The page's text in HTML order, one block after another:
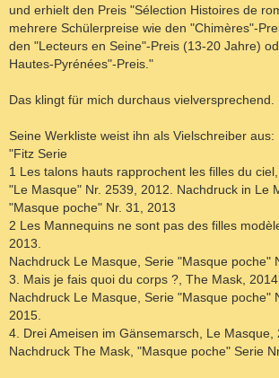
und erhielt den Preis "Sélection Histoires de
mehrere Schülerpreise wie den "Chimères"-
den "Lecteurs en Seine"-Preis (13-20 Jahre)
Hautes-Pyrénées"-Preis."
Das klingt für mich durchaus vielversprechend.
Seine Werkliste weist ihn als Vielschreiber aus:
"Fitz Serie
1 Les talons hauts rapprochent les filles du
"Le Masque" Nr. 2539, 2012. Nachdruck in Le
"Masque poche" Nr. 31, 2013
2 Les Mannequins ne sont pas des filles
2013.
Nachdruck Le Masque, Serie "Masque poche"
3. Mais je fais quoi du corps ?, The Mask,
Nachdruck Le Masque, Serie "Masque poche"
2015.
4. Drei Ameisen im Gänsemarsch, Le Masque,
Nachdruck The Mask, "Masque poche" Serie